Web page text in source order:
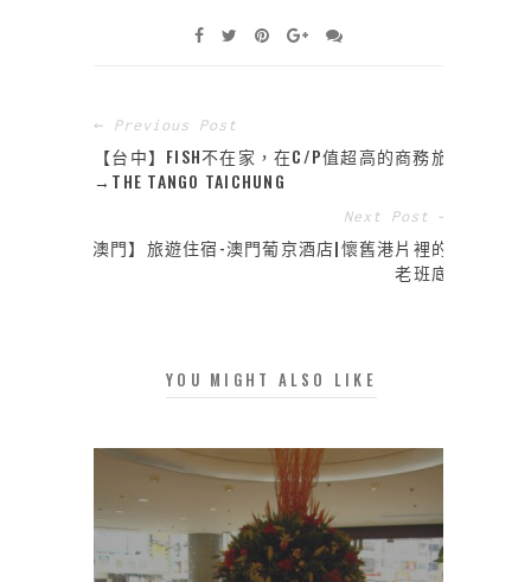
← Previous Post
【台中】FISH不在家，在C/P值超高的商務旅館
→THE TANGO TAICHUNG
Next Post →
【澳門】旅遊住宿-澳門葡京酒店|懷舊港片裡的
老班底
YOU MIGHT ALSO LIKE